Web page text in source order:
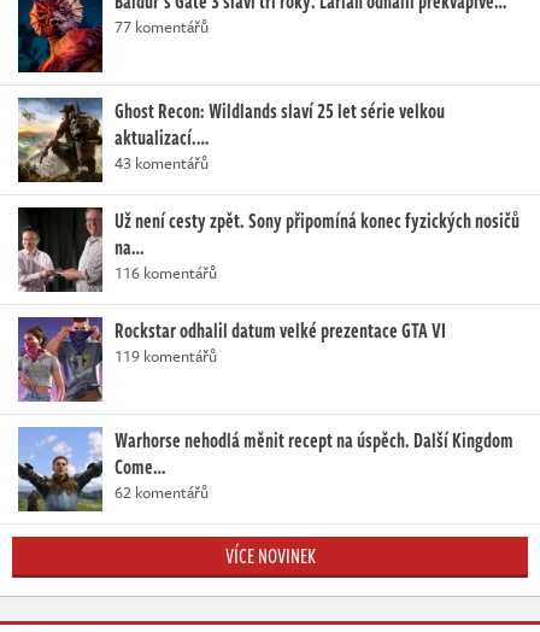
77 komentářů
Ghost Recon: Wildlands slaví 25 let série velkou
aktualizací.…
43 komentářů
Už není cesty zpět. Sony připomíná konec fyzických nosičů
na…
116 komentářů
Rockstar odhalil datum velké prezentace GTA VI
119 komentářů
Warhorse nehodlá měnit recept na úspěch. Další Kingdom
Come…
62 komentářů
VÍCE NOVINEK